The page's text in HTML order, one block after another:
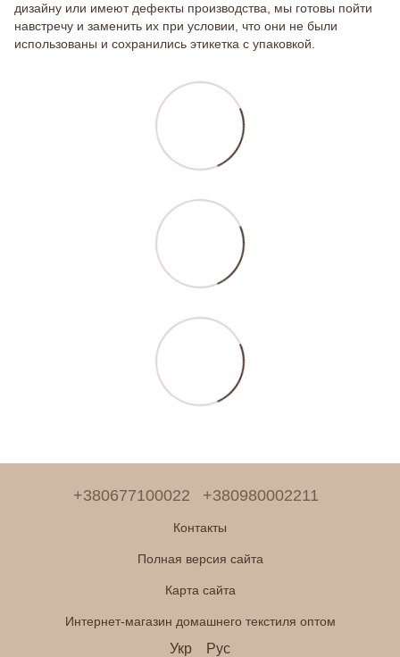
дизайну или имеют дефекты производства, мы готовы пойти
навстречу и заменить их при условии, что они не были
использованы и сохранились этикетка с упаковкой.
+380677100022 +380980002211
Контакты
Полная версия сайта
Карта сайта
Интернет-магазин домашнего текстиля оптом
Укр Рус